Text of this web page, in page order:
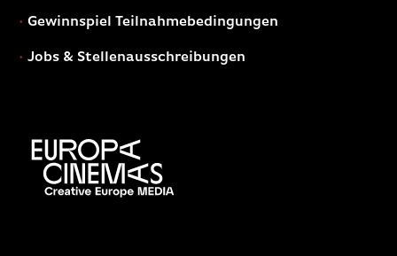
Gewinnspiel Teilnahmebedingungen
Jobs & Stellenausschreibungen